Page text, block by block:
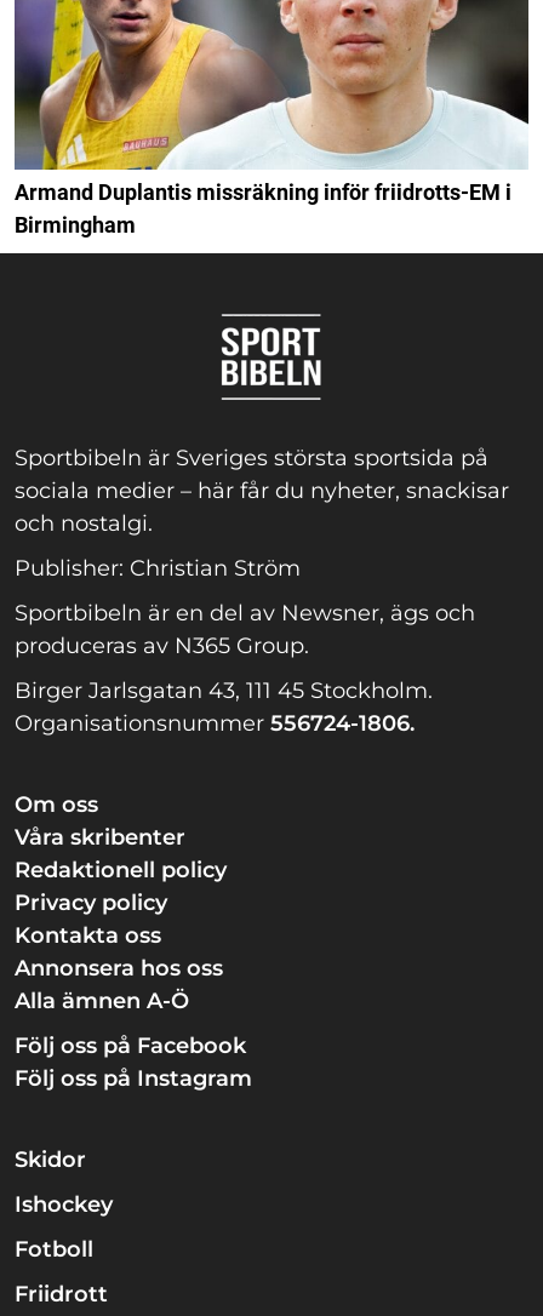
Armand Duplantis missräkning inför friidrotts-EM i
Birmingham
Sportbibeln är Sveriges största sportsida på
sociala medier – här får du nyheter, snackisar
och nostalgi.
Publisher: Christian Ström
Sportbibeln är en del av Newsner, ägs och
produceras av N365 Group.
Birger Jarlsgatan 43, 111 45 Stockholm.
Organisationsnummer 556724-1806.
Om oss
Våra skribenter
Redaktionell policy
Privacy policy
Kontakta oss
Annonsera hos oss
Alla ämnen A-Ö
Följ oss på Facebook
Följ oss på Instagram
Skidor
Ishockey
Fotboll
Friidrott